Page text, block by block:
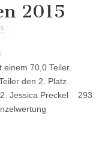
2015
70,0 Teiler.
den 2. Platz.
2. Jessica Preckel 293